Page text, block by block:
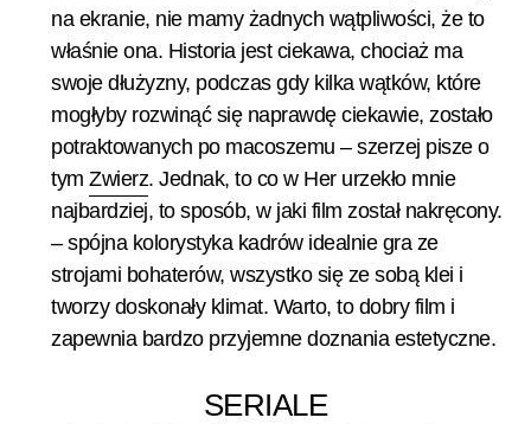
na ekranie, nie mamy żadnych wątpliwości, że to
właśnie ona. Historia jest ciekawa, chociaż ma
swoje dłużyzny, podczas gdy kilka wątków, które
mogłyby rozwinąć się naprawdę ciekawie, zostało
potraktowanych po macoszemu – szerzej pisze o
tym Zwierz. Jednak, to co w Her urzekło mnie
najbardziej, to sposób, w jaki film został nakręcony.
– spójna kolorystyka kadrów idealnie gra ze
strojami bohaterów, wszystko się ze sobą klei i
tworzy doskonały klimat. Warto, to dobry film i
zapewnia bardzo przyjemne doznania estetyczne.
SERIALE